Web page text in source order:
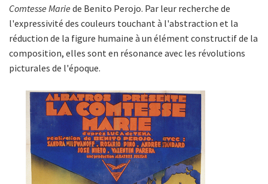
Comtesse Marie de Benito Perojo. Par leur recherche de
l'expressivité des couleurs touchant à l'abstraction et la
réduction de la figure humaine à un élément constructif de la
composition, elles sont en résonance avec les révolutions
picturales de l'époque.